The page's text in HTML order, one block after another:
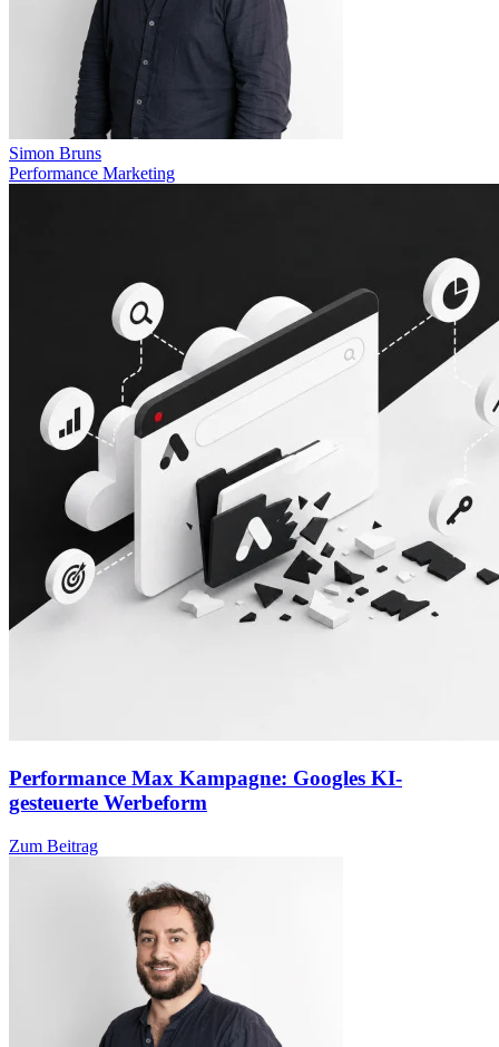
Simon Bruns
Performance Marketing
Performance Max Kampagne: Googles KI-
gesteuerte Werbeform
Zum Beitrag